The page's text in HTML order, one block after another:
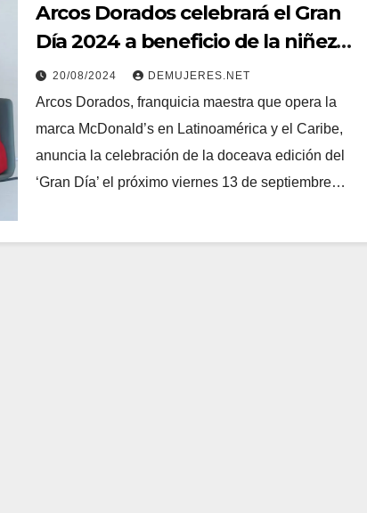
Arcos Dorados celebrará el Gran
Día 2024 a beneficio de la niñez
panameña
20/08/2024 DEMUJERES.NET
Arcos Dorados, franquicia maestra que opera la
marca McDonald’s en Latinoamérica y el Caribe,
anuncia la celebración de la doceava edición del
‘Gran Día’ el próximo viernes 13 de septiembre…